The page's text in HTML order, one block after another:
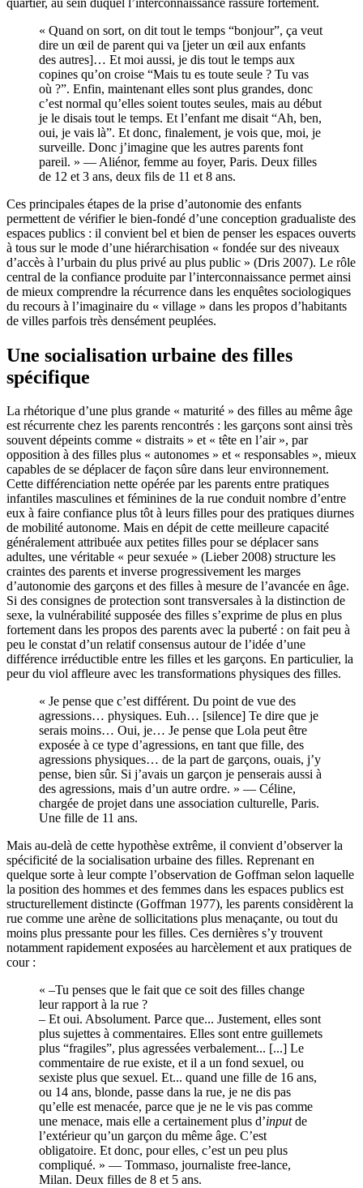
« Quand on sort, on dit tout le temps “bonjour”, ça veut
dire un œil de parent qui va [jeter un œil aux enfants
des autres]… Et moi aussi, je dis tout le temps aux
copines qu’on croise “Mais tu es toute seule ? Tu vas
où ?”. Enfin, maintenant elles sont plus grandes, donc
c’est normal qu’elles soient toutes seules, mais au début
je le disais tout le temps. Et l’enfant me disait “Ah, ben,
oui, je vais là”. Et donc, finalement, je vois que, moi, je
surveille. Donc j’imagine que les autres parents font
pareil. » — Aliénor, femme au foyer, Paris. Deux filles
de 12 et 3 ans, deux fils de 11 et 8 ans.
Ces principales étapes de la prise d’autonomie des enfants
permettent de vérifier le bien-fondé d’une conception gradualiste des
espaces publics : il convient bel et bien de penser les espaces ouverts
à tous sur le mode d’une hiérarchisation « fondée sur des niveaux
d’accès à l’urbain du plus privé au plus public » (Dris 2007). Le rôle
central de la confiance produite par l’interconnaissance permet ainsi
de mieux comprendre la récurrence dans les enquêtes sociologiques
du recours à l’imaginaire du « village » dans les propos d’habitants
de villes parfois très densément peuplées.
Une socialisation urbaine des filles
spécifique
La rhétorique d’une plus grande « maturité » des filles au même âge
est récurrente chez les parents rencontrés : les garçons sont ainsi très
souvent dépeints comme « distraits » et « tête en l’air », par
opposition à des filles plus « autonomes » et « responsables », mieux
capables de se déplacer de façon sûre dans leur environnement.
Cette différenciation nette opérée par les parents entre pratiques
infantiles masculines et féminines de la rue conduit nombre d’entre
eux à faire confiance plus tôt à leurs filles pour des pratiques diurnes
de mobilité autonome. Mais en dépit de cette meilleure capacité
généralement attribuée aux petites filles pour se déplacer sans
adultes, une véritable « peur sexuée » (Lieber 2008) structure les
craintes des parents et inverse progressivement les marges
d’autonomie des garçons et des filles à mesure de l’avancée en âge.
Si des consignes de protection sont transversales à la distinction de
sexe, la vulnérabilité supposée des filles s’exprime de plus en plus
fortement dans les propos des parents avec la puberté : on fait peu à
peu le constat d’un relatif consensus autour de l’idée d’une
différence irréductible entre les filles et les garçons. En particulier, la
peur du viol affleure avec les transformations physiques des filles.
« Je pense que c’est différent. Du point de vue des
agressions… physiques. Euh… [silence] Te dire que je
serais moins… Oui, je… Je pense que Lola peut être
exposée à ce type d’agressions, en tant que fille, des
agressions physiques… de la part de garçons, ouais, j’y
pense, bien sûr. Si j’avais un garçon je penserais aussi à
des agressions, mais d’un autre ordre. » — Céline,
chargée de projet dans une association culturelle, Paris.
Une fille de 11 ans.
Mais au-delà de cette hypothèse extrême, il convient d’observer la
spécificité de la socialisation urbaine des filles. Reprenant en
quelque sorte à leur compte l’observation de Goffman selon laquelle
la position des hommes et des femmes dans les espaces publics est
structurellement distincte (Goffman 1977), les parents considèrent la
rue comme une arène de sollicitations plus menaçante, ou tout du
moins plus pressante pour les filles. Ces dernières s’y trouvent
notamment rapidement exposées au harcèlement et aux pratiques de
cour :
« –Tu penses que le fait que ce soit des filles change
leur rapport à la rue ?
– Et oui. Absolument. Parce que... Justement, elles sont
plus sujettes à commentaires. Elles sont entre guillemets
plus “fragiles”, plus agressées verbalement... [...] Le
commentaire de rue existe, et il a un fond sexuel, ou
sexiste plus que sexuel. Et... quand une fille de 16 ans,
ou 14 ans, blonde, passe dans la rue, je ne dis pas
qu’elle est menacée, parce que je ne le vis pas comme
une menace, mais elle a certainement plus d’inputde
l’extérieur qu’un garçon du même âge. C’est
obligatoire. Et donc, pour elles, c’est un peu plus
compliqué. » — Tommaso, journaliste free-lance,
Milan. Deux filles de 8 et 5 ans.